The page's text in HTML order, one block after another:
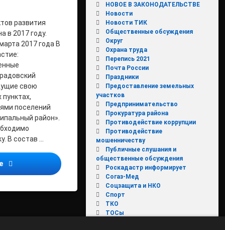
развития
в 2017 году.
2017 года В
свою
поселений
район».
В состав …
ИЗВЕЩЕНИЕ
НОВОЕ В ЗАКОНОДАТЕЛЬСТВЕ
Новости
Новости ТИК
Общественные обсуждения
Округ
Охрана труда
Перепись 2021
Почта России
Праздники
Предоставление земельных
участков
Предпринимательство
Прокуратура района
Противодействие коррупции
Противодействие
мошенничеству
Публичные слушания и
общественные обсуждения
Роскадастр информирует
Согаз-Мед
Соцзащита и НКО
Спорт
ТКО
ТОСы